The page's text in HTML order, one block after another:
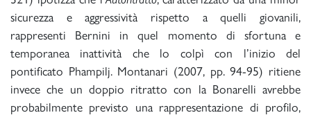
sicurezza e aggressività rispetto a quelli giovanili,
rappresenti Bernini in quel momento di sfortuna e
temporanea inattività che lo colpì con l’inizio del
pontificato Phampilj. Montanari (2007, pp. 94-95) ritiene
invece che un doppio ritratto con la Bonarelli avrebbe
probabilmente previsto una rappresentazione di profilo,